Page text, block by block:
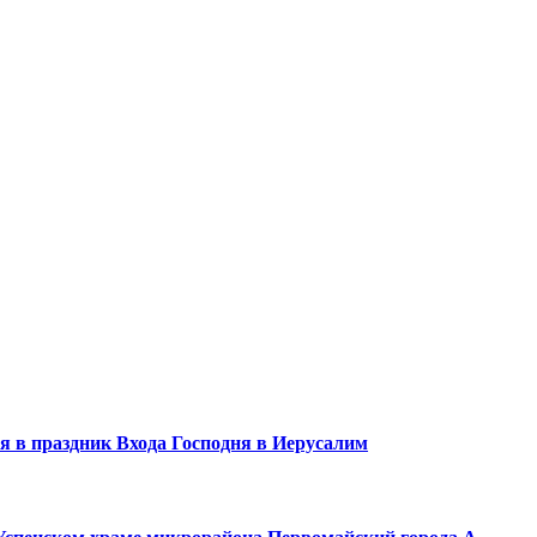
в праздник Входа Господня в Иерусалим